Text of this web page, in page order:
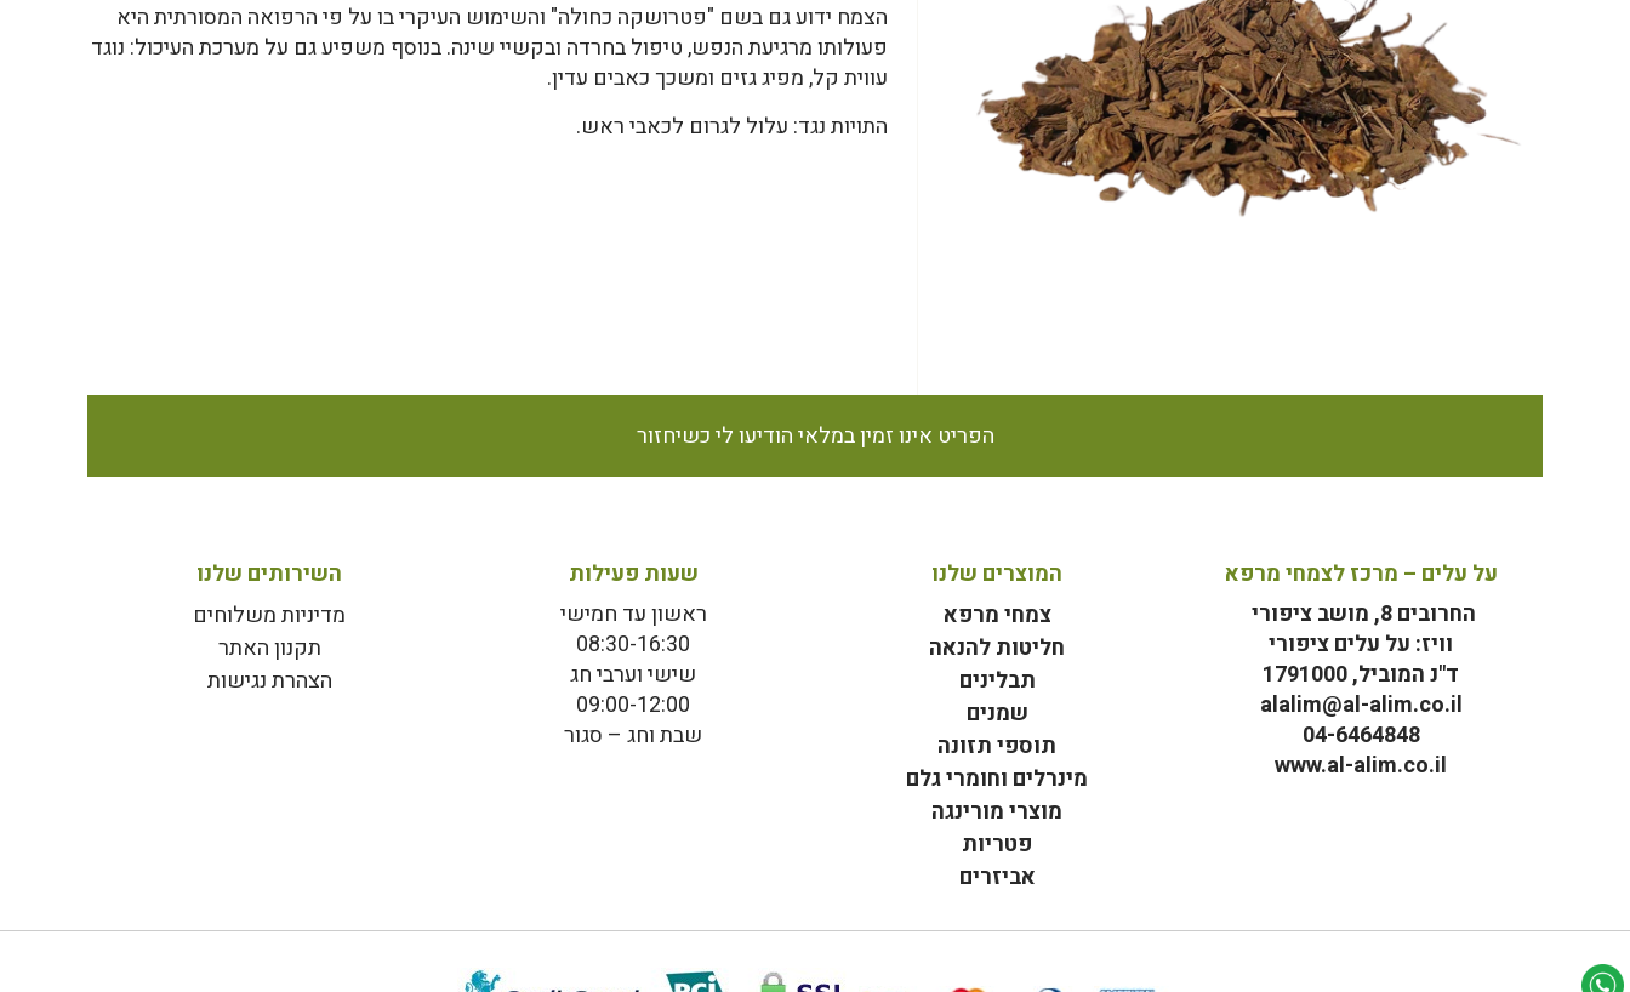
הצמח ידוע גם בשם "פטרושקה כחולה" והשימוש העיקרי בו על פי הרפואה המסורתית היא
פעולותו מרגיעת הנפש, טיפול בחרדה ובקשיי שינה. בנוסף משפיע גם על מערכת העיכול: נוגד
עווית קל, מפיג גזים ומשכך כאבים עדין.
התויות נגד: עלול לגרום לכאבי ראש.
הפריט אינו זמין במלאי הודיעו לי כשיחזור
על עלים – מרכז לצמחי מרפא
החרובים 8, מושב ציפורי
וויז: על עלים ציפורי
ד"נ המוביל, 1791000
alalim@al-alim.co.il
04-6464848
www.al-alim.co.il
המוצרים שלנו
צמחי מרפא
חליטות להנאה
תבלינים
שמנים
תוספי תזונה
מינרלים וחומרי גלם
מוצרי מורינגה
פטריות
אביזרים
שעות פעילות
ראשון עד חמישי
08:30-16:30
שישי וערבי חג
09:00-12:00
שבת וחג – סגור
השירותים שלנו
מדיניות משלוחים
תקנון האתר
הצהרת נגישות